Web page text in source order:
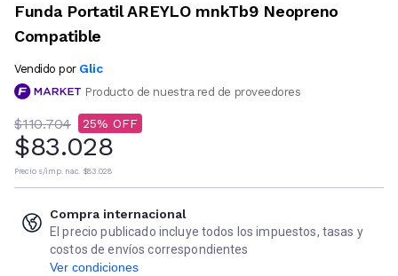
Funda Portatil AREYLO mnkTb9 Neopreno
Compatible
Vendido por Glic
Producto de nuestra red de proveedores
$110.704 25
$83.028
Precio s/imp. nac. $83.028
Compra internacional
El precio publicado incluye todos los impuestos, tasas y
costos de envíos correspondientes
Ver condiciones